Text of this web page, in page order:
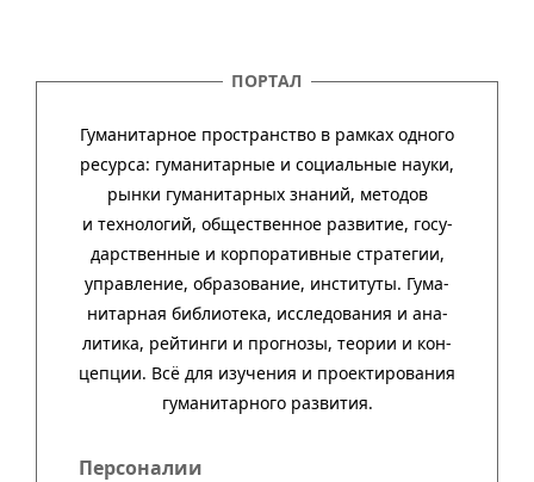
ПОРТАЛ
Гуманитарное пространство в рамках одного
ресурса: гума­ни­тар­ные и соци­аль­ные науки,
рынки гума­ни­тар­ных зна­ний, методов
и техно­ло­гий, обще­ст­вен­ное раз­ви­тие, госу­
дар­ст­вен­ные и кор­пора­тив­ные стра­тегии,
управ­ле­ние, обра­зо­ва­ние, инсти­туты. Гума­
нитар­ная биб­лио­тека, иссле­до­ва­ния и ана­
ли­тика, рей­тинги и прог­нозы, тео­рии и кон­
цеп­ции. Всё для изу­че­ния и про­ек­тиро­ва­ния
гума­нитар­ного развития.
Персоналии